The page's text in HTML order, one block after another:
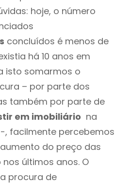
hoje, o número
concluídos é menos de
há 10 anos em
isto somarmos o
– por parte dos
também por parte de
em imobiliário na
, facilmente percebemos
do preço das
últimos anos. O
procura de